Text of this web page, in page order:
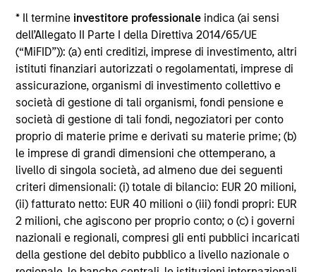
* Il termine investitore professionale indica (ai sensi
dell’Allegato II Parte I della Direttiva 2014/65/UE
(“MiFID”)): (a) enti creditizi, imprese di investimento, altri
istituti finanziari autorizzati o regolamentati, imprese di
assicurazione, organismi di investimento collettivo e
società di gestione di tali organismi, fondi pensione e
società di gestione di tali fondi, negoziatori per conto
proprio di materie prime e derivati su materie prime; (b)
le imprese di grandi dimensioni che ottemperano, a
livello di singola società, ad almeno due dei seguenti
criteri dimensionali: (i) totale di bilancio: EUR 20 milioni,
(ii) fatturato netto: EUR 40 milioni o (iii) fondi propri: EUR
2 milioni, che agiscono per proprio conto; o (c) i governi
nazionali e regionali, compresi gli enti pubblici incaricati
della gestione del debito pubblico a livello nazionale o
sono disponibili in tutte le giurisdizioni e che i comparti non
sono disponibili per le persone residenti nelle giurisdizioni
in cui tale distribuzione o disponibilità sia contraria alle
leggi o ai regolamenti locali.
Più alta è la categoria (1-7), maggiore è il potenziale di
rendimento, ma anche il rischio di perdere l’investimento.
La categoria 1 non indica un investimento privo di rischio. Si
rimanda al Documento contenente informazioni chiave per
gli investitori (KIID), nella sezione Risorse, per il rating di
rischio specifico per le classi di azioni e le avvertenze.
Il Morningstar Rating™, o “star rating” viene calcolato per i
prodotti gestiti (inclusi fondi comuni, sottoconti di rendite
variabili e polizze vita variabili, exchange-traded fund, fondi
chiusi e conti separati) con uno storico minimo di tre anni.
Gli exchange-traded fund e i fondi comuni aperti sono
considerati come un’unica categoria a fini comparativi. Il
rating viene calcolato sulla base di una misura del